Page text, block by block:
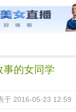
读文斋
事的女同学
于 2016-05-23 12:59